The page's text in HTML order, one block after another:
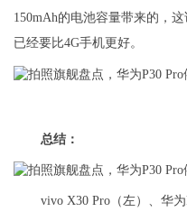
150mAh的电池容量带来的，
已经要比4G手机更好。
总结：
vivo X30 Pro（左）、华为